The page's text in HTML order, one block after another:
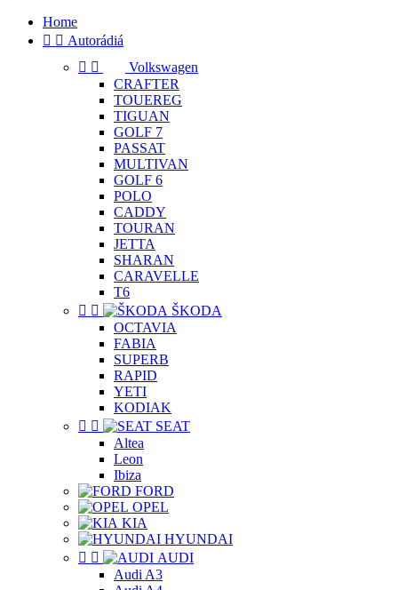
Home
  Autorádiá
 
Volkswagen
CRAFTER
TOUEREG
TIGUAN
GOLF 7
PASSAT
MULTIVAN
GOLF 6
POLO
CADDY
TOURAN
JETTA
SHARAN
CARAVELLE
T6
 
ŠKODA
OCTAVIA
FABIA
SUPERB
RAPID
YETI
KODIAK
 
SEAT
Altea
Leon
Ibiza
FORD
OPEL
KIA
HYUNDAI
 
AUDI
Audi A3